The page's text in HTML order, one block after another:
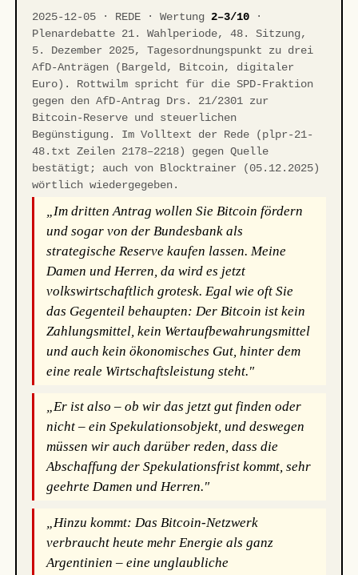
2025-12-05 · REDE · Wertung2–3/10 ·
Plenardebatte 21. Wahlperiode, 48. Sitzung,
5. Dezember 2025, Tagesordnungspunkt zu drei
AfD-Anträgen (Bargeld, Bitcoin, digitaler
Euro). Rottwilm spricht für die SPD-Fraktion
gegen den AfD-Antrag Drs. 21/2301 zur
Bitcoin-Reserve und steuerlichen
Begünstigung. Im Volltext der Rede (plpr-21-
48.txt Zeilen 2178–2218) gegen Quelle
bestätigt; auch von Blocktrainer (05.12.2025)
wörtlich wiedergegeben.
„Im dritten Antrag wollen Sie Bitcoin fördern
und sogar von der Bundesbank als
strategische Reserve kaufen lassen. Meine
Damen und Herren, da wird es jetzt
volkswirtschaftlich grotesk. Egal wie oft Sie
das Gegenteil behaupten: Der Bitcoin ist kein
Zahlungsmittel, kein Wertaufbewahrungsmittel
und auch kein ökonomisches Gut, hinter dem
eine reale Wirtschaftsleistung steht."
„Er ist also – ob wir das jetzt gut finden oder
nicht – ein Spekulationsobjekt, und deswegen
müssen wir auch darüber reden, dass die
Abschaffung der Spekulationsfrist kommt, sehr
geehrte Damen und Herren."
„Hinzu kommt: Das Bitcoin-Netzwerk
verbraucht heute mehr Energie als ganz
Argentinien – eine unglaubliche